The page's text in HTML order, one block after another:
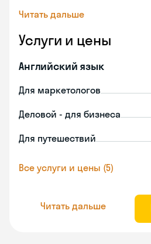
Читать дальше
Услуги и цены
Английский язык
Для маркетологов
Деловой - для бизнеса
Для путешествий
Все услуги и цены (5)
Читать дальше